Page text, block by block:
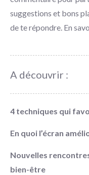
suggestions et bons
de te répondre. En
A découvrir :
4 techniques qui
En quoi l’écran
Nouvelles
bien-être